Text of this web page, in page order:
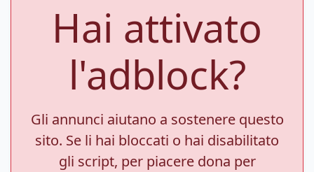
Hai attivato
l'adblock?
Gli annunci aiutano a sostenere questo
sito. Se li hai bloccati o hai disabilitato
gli script, per piacere dona per